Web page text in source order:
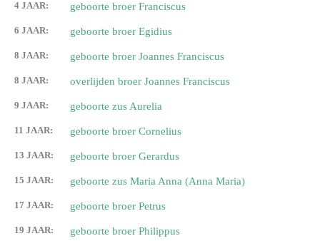
4 JAAR: geboorte broer Franciscus
6 JAAR: geboorte broer Egidius
8 JAAR: geboorte broer Joannes Franciscus
8 JAAR: overlijden broer Joannes Franciscus
9 JAAR: geboorte zus Aurelia
11 JAAR: geboorte broer Cornelius
13 JAAR: geboorte broer Gerardus
15 JAAR: geboorte zus Maria Anna (Anna Maria)
17 JAAR: geboorte broer Petrus
19 JAAR: geboorte broer Philippus